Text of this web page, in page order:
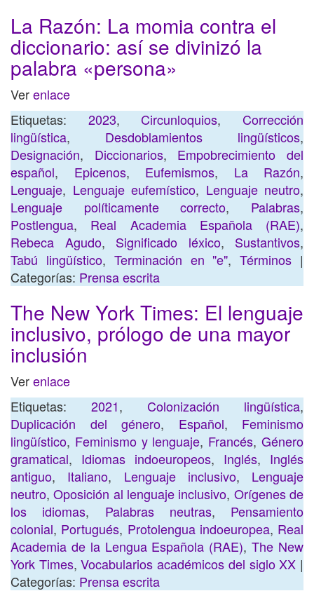
La Razón: La momia contra el
diccionario: así se divinizó la
palabra «persona»
Verenlace
Etiquetas: 2023,Circunloquios,Corrección
lingüística, Desdoblamientos lingüísticos,
Designación, Diccionarios, Empobrecimiento del
español, Epicenos, Eufemismos, La Razón,
Lenguaje, Lenguaje eufemístico, Lenguaje neutro,
Lenguaje políticamente correcto, Palabras,
Postlengua, Real Academia Española (RAE),
Rebeca Agudo, Significado léxico, Sustantivos,
Tabú lingüístico, Terminación en "e",Términos |
Categorías: Prensa escrita
The New York Times: El lenguaje
inclusivo, prólogo de una mayor
inclusión
Verenlace
Etiquetas: 2021, Colonización lingüística,
Duplicación del género, Español, Feminismo
lingüístico, Feminismo y lenguaje, Francés,Género
gramatical, Idiomas indoeuropeos, Inglés, Inglés
antiguo, Italiano, Lenguaje inclusivo, Lenguaje
neutro,Oposición al lenguaje inclusivo, Orígenes de
los idiomas, Palabras neutras, Pensamiento
colonial, Portugués, Protolengua indoeuropea, Real
Academia de la Lengua Española (RAE),The New
York Times,Vocabularios académicos del siglo XX |
Categorías: Prensa escrita